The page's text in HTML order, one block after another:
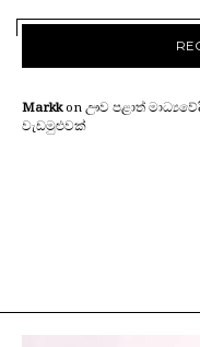
Markkon ඌව පළාත්
වැඩමුළුවක්